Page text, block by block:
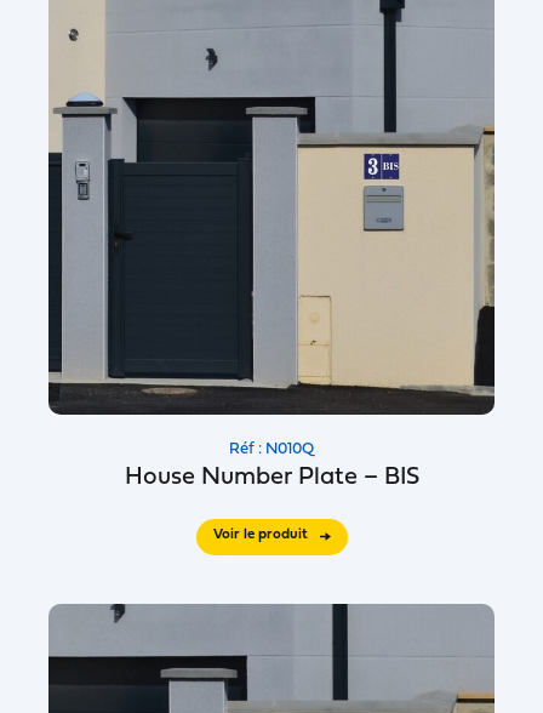
Réf : N010Q
House Number Plate – BIS
Voir le produit